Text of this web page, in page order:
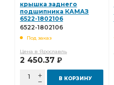
крышка заднего
подшипника КАМАЗ
6522-1802106
6522-1802106
Под заказ
Цена в Ярославль
2 450.37 Р
В КОРЗИНУ